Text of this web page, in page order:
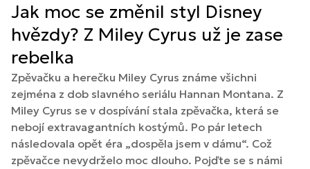
Jak moc se změnil styl Disney
hvězdy? Z Miley Cyrus už je zase
rebelka
Zpěvačku a herečku Miley Cyrus známe všichni
zejména z dob slavného seriálu Hannan Montana. Z
Miley Cyrus se v dospívání stala zpěvačka, která se
nebojí extravagantních kostýmů. Po pár letech
následovala opět éra „dospěla jsem v dámu“. Což
zpěvačce nevydrželo moc dlouho. Pojďte se s námi